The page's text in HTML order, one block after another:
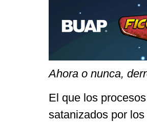
Ahora o nunca,
El que los
satanizados por